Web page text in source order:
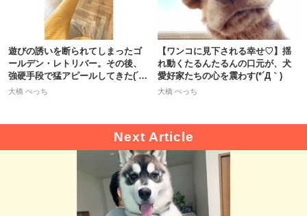
遊びの誘いを断られてしまったゴ
ールデン・レトリバー。その後、
強硬手段で猛アピールしてきた(´Д
｀)♡
大橋 ぺっち
【ワンコに見下される幸せ♡】揺
れ動くたるんたるんの口元が、犬
愛好家たちの心を震わす(*´Д｀)
大橋 ぺっち